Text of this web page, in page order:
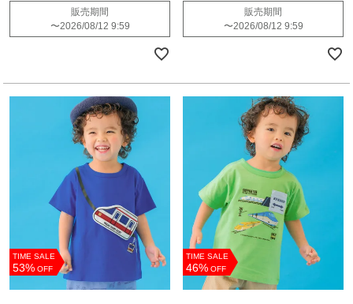
販売期間
〜2026/08/12 9:59
販売期間
〜2026/08/12 9:59
TIME SALE
53% OFF
TIME SALE
46% OFF